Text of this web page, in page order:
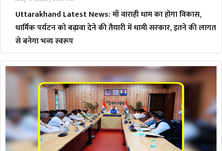
Uttarakhand Latest News: माँ वाराही धाम का होगा विकास,
धार्मिक पर्यटन को बढ़ावा देने की तैयारी में धामी सरकार, इतने की लागत
से बनेगा भव्य स्वरूप